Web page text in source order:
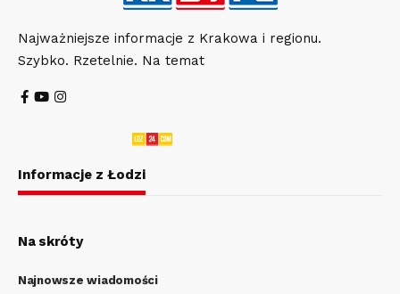
Najważniejsze informacje z Krakowa i regionu.
Szybko. Rzetelnie. Na temat
Informacje z Łodzi
Na skróty
Najnowsze wiadomości